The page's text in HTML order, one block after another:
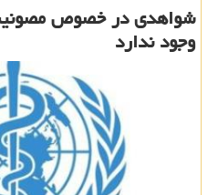
شواهدی در خصوص مصونیت
وجود ندارد